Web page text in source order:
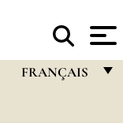
FRANÇAIS